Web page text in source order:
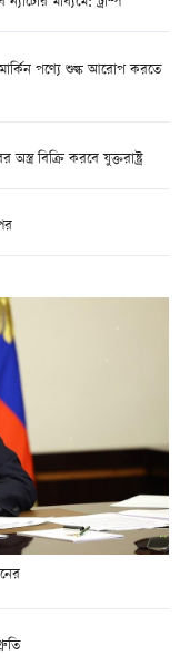
পণ্যে শুল্ক আরোপ করতে
বিক্রি করবে যুক্তরাষ্ট্র